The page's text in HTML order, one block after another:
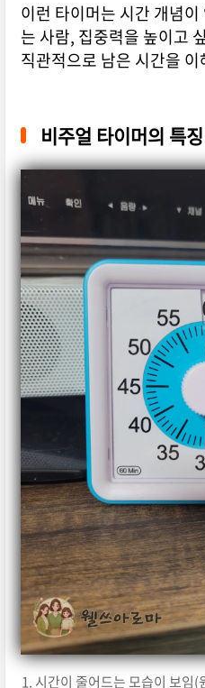
이런 타이머는 시간 개념
는 사람, 집중력을 높이고
직관적으로 남은 시간을
비주얼 타이머의 특징
시간이 줄어드는 모습이 보임